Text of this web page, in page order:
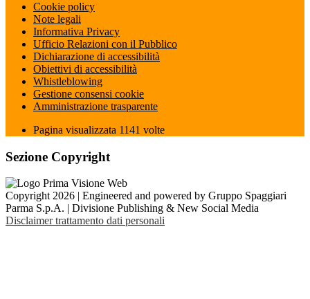
Cookie policy
Note legali
Informativa Privacy
Ufficio Relazioni con il Pubblico
Dichiarazione di accessibilità
Obiettivi di accessibilità
Whistleblowing
Gestione consensi cookie
Amministrazione trasparente
Pagina visualizzata 1141 volte
Sezione Copyright
Copyright 2026 | Engineered and powered by Gruppo Spaggiari
Parma S.p.A. | Divisione Publishing & New Social Media
Disclaimer trattamento dati personali